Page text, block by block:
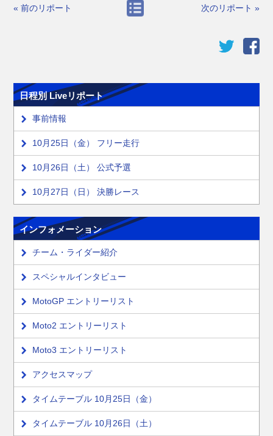
« 前のリポート 次のリポート »
日程別 Liveリポート
事前情報
10月25日（金） フリー走行
10月26日（土） 公式予選
10月27日（日） 決勝レース
インフォメーション
チーム・ライダー紹介
スペシャルインタビュー
MotoGP エントリーリスト
Moto2 エントリーリスト
Moto3 エントリーリスト
アクセスマップ
タイムテーブル 10月25日（金）
タイムテーブル 10月26日（土）